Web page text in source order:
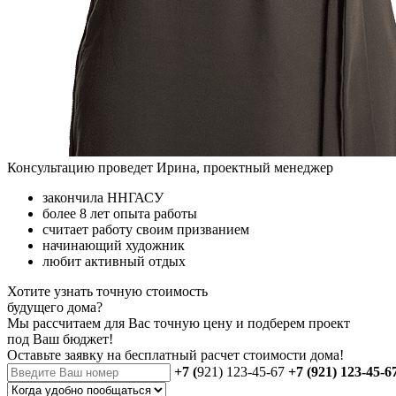
Консультацию проведет Ирина, проектный менеджер
закончила ННГАСУ
более 8 лет опыта работы
считает работу своим призванием
начинающий художник
любит активный отдых
Хотите узнать точную стоимость
будущего дома?
Мы рассчитаем для Вас точную цену и подберем проект
под Ваш бюджет!
Оставьте заявку на бесплатный расчет стоимости дома!
+7 (921) 123-45-67 +7 (921) 123-45-